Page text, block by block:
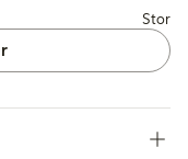
Stor